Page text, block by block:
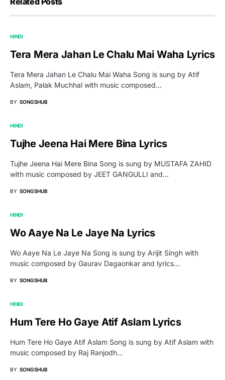
HINDI
Tera Mera Jahan Le Chalu Mai Waha Lyrics
Tera Mera Jahan Le Chalu Mai Waha Song is sung by Atif
Aslam, Palak Muchhal with music composed…
BY SONGSHUB
HINDI
Tujhe Jeena Hai Mere Bina Lyrics
Tujhe Jeena Hai Mere Bina Song is sung by MUSTAFA ZAHID
with music composed by JEET GANGULLI and…
BY SONGSHUB
HINDI
Wo Aaye Na Le Jaye Na Lyrics
Wo Aaye Na Le Jaye Na Song is sung by Arijit Singh with
music composed by Gaurav Dagaonkar and lyrics…
BY SONGSHUB
HINDI
Hum Tere Ho Gaye Atif Aslam Lyrics
Hum Tere Ho Gaye Atif Aslam Song is sung by Atif Aslam with
music composed by Raj Ranjodh…
BY SONGSHUB